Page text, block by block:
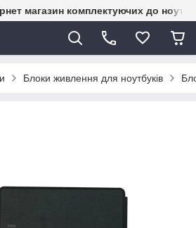
магазин комплектуючих до
Блоки живлення для ноутбуків